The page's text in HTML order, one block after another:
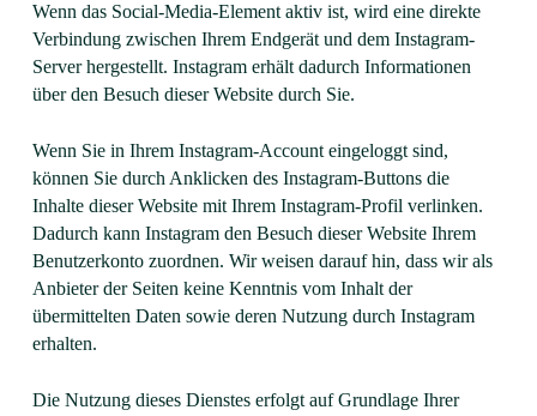
Wenn das Social-Media-Element aktiv ist, wird eine direkte
Verbindung zwischen Ihrem Endgerät und dem Instagram-
Server hergestellt. Instagram erhält dadurch Informationen
über den Besuch dieser Website durch Sie.
Wenn Sie in Ihrem Instagram-Account eingeloggt sind,
können Sie durch Anklicken des Instagram-Buttons die
Inhalte dieser Website mit Ihrem Instagram-Profil verlinken.
Dadurch kann Instagram den Besuch dieser Website Ihrem
Benutzerkonto zuordnen. Wir weisen darauf hin, dass wir als
Anbieter der Seiten keine Kenntnis vom Inhalt der
übermittelten Daten sowie deren Nutzung durch Instagram
erhalten.
Die Nutzung dieses Dienstes erfolgt auf Grundlage Ihrer